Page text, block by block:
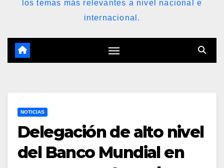
los temas más relevantes a nivel nacional e
internacional.
NOTICIAS
Delegación de alto nivel
del Banco Mundial en